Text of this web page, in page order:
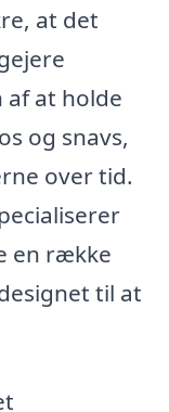
at det
at holde
og snavs,
over tid.
en række
til at